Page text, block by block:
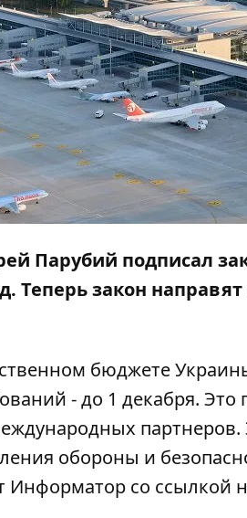
Парубий подписал
Теперь закон
бюджете
- до 1 декабря. Это
партнеров.
обороны и
Информатор со ссылкой